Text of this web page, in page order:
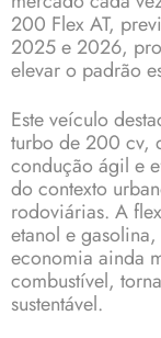
200 Flex AT,
2025 e 2026,
elevar o padrão
Este veículo
turbo de 200 cv,
condução ágil e
do contexto
rodoviárias. A
etanol e
economia ainda
combustível,
sustentável.